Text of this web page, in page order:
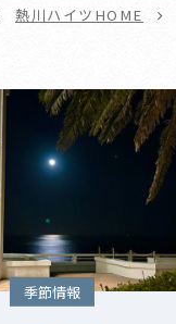
熱川ハイツHOME
季節情報